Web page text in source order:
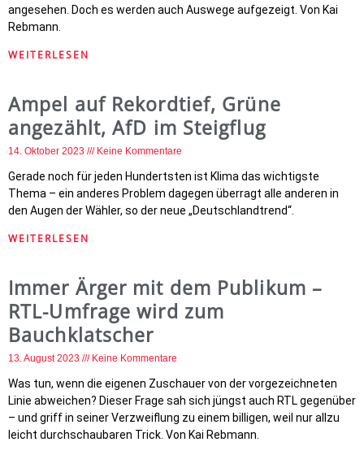
angesehen. Doch es werden auch Auswege aufgezeigt. Von Kai
Rebmann.
WEITERLESEN
Ampel auf Rekordtief, Grüne
angezählt, AfD im Steigflug
14. Oktober 2023 Keine Kommentare
Gerade noch für jeden Hundertsten ist Klima das wichtigste
Thema – ein anderes Problem dagegen überragt alle anderen in
den Augen der Wähler, so der neue „Deutschlandtrend“.
WEITERLESEN
Immer Ärger mit dem Publikum –
RTL-Umfrage wird zum
Bauchklatscher
13. August 2023 Keine Kommentare
Was tun, wenn die eigenen Zuschauer von der vorgezeichneten
Linie abweichen? Dieser Frage sah sich jüngst auch RTL gegenüber
– und griff in seiner Verzweiflung zu einem billigen, weil nur allzu
leicht durchschaubaren Trick. Von Kai Rebmann.